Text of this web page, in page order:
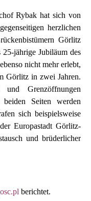
Rybak hat sich von
herzlichen
Görlitz
jährige Jubiläum des
nicht mehr erlebt,
Görlitz in zwei Jahren.
Grenzöffnungen
beiden Seiten werden
sich beispielsweise
Europastadt Görlitz-
und brüderlicher
berichtet.